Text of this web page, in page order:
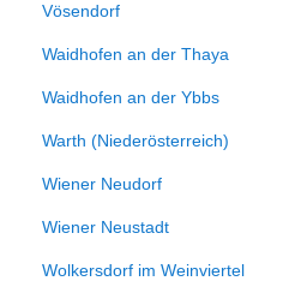
Vösendorf
Waidhofen an der Thaya
Waidhofen an der Ybbs
Warth (Niederösterreich)
Wiener Neudorf
Wiener Neustadt
Wolkersdorf im Weinviertel